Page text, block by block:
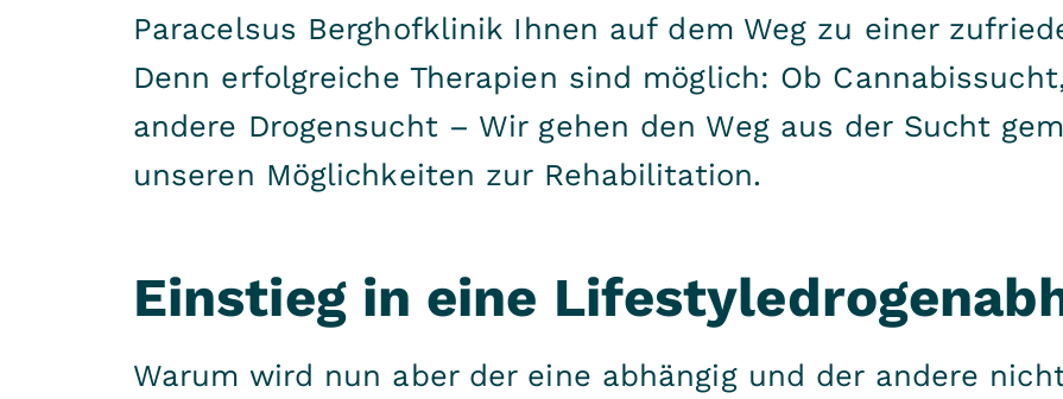
Paracelsus Berghofklinik Ihnen auf dem Weg zu einer
Denn erfolgreiche Therapien sind möglich: Ob
andere Drogensucht – Wir gehen den Weg aus der Sucht
unseren Möglichkeiten zur Rehabilitation.
Einstieg in eine
Warum wird nun aber der eine abhängig und der andere